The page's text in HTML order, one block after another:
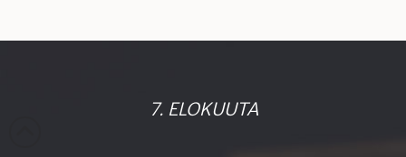
7. ELOKUUTA